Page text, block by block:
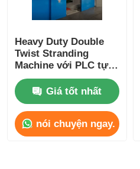
Heavy Duty Double
Twist Stranding
Machine với PLC tự
động hóa cho tốc độ
cao liên tụcGiá tốt nhất
nói chuyện ngay.